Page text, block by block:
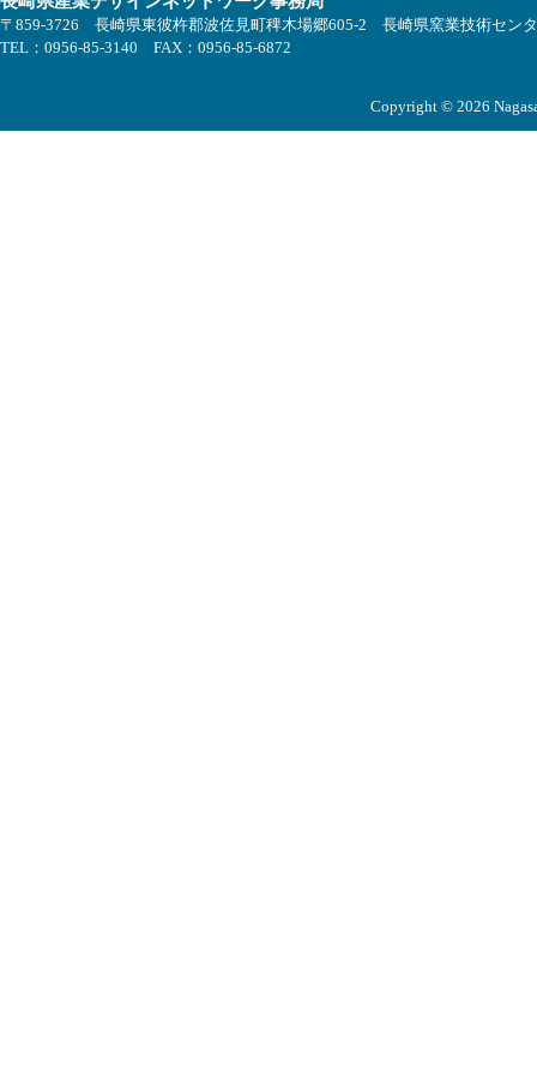
〒859-3726 長崎県東彼杵郡波佐見町稗木場郷605-2 長崎県窯業技術セン
TEL：0956-85-3140 FAX：0956-85-6872
Copyright © 2026